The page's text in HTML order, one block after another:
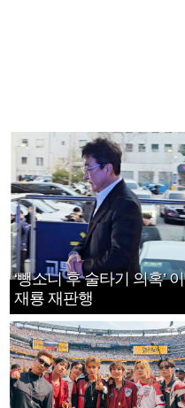
‘뺑소니 후 술타기 의혹’ 이
재룡 재판행